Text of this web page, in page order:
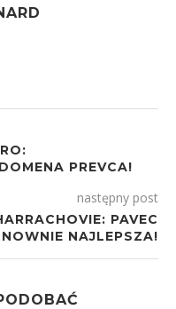
PREVCA!
następny post
PAVEC
NAJLEPSZA!